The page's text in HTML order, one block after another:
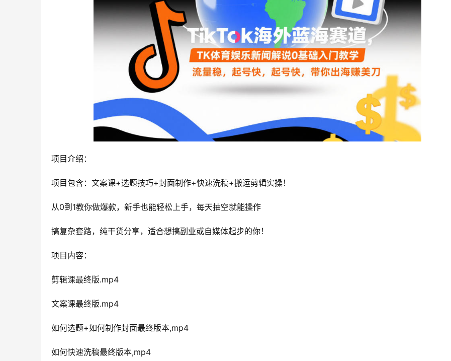
项目介绍：
项目包含：文案课+选题技巧+封面制作+快速洗稿+搬运剪辑实操！
从0到1教你做爆款，新手也能轻松上手，每天抽空就能操作
搞复杂套路，纯干货分享，适合想搞副业或自媒体起步的你！
项目内容：
剪辑课最终版.mp4
文案课最终版.mp4
如何选题+如何制作封面最终版本,mp4
如何快速洗稿最终版本,mp4